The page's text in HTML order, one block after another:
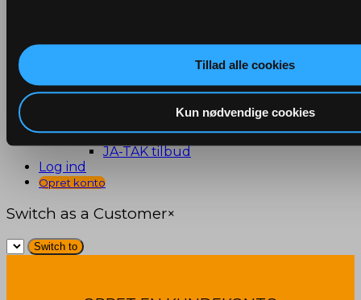
Tillad alle cookies
Kun nødvendige cookies
Spande
Opvaskebørster
Personlig pleje
Bilpleje og cykeludstyr
KRONEMARKED
OUTLET! 🔥
JA-TAK tilbud
Log ind
Opret konto
Switch as a Customer×